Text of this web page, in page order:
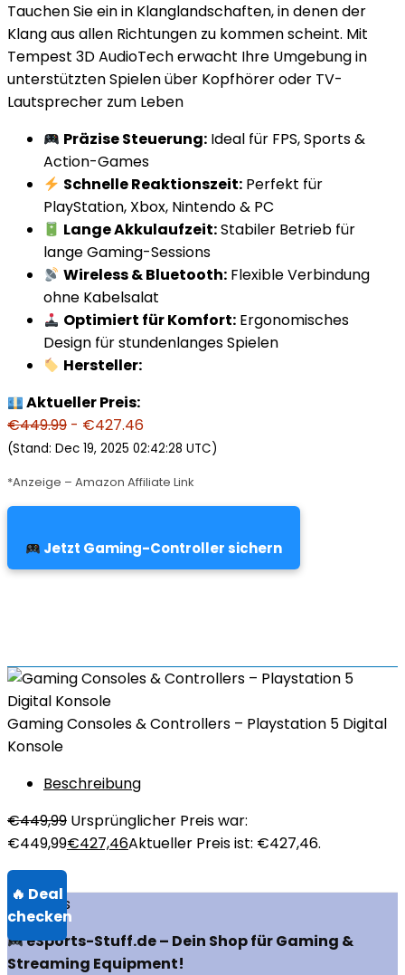
Tauchen Sie ein in Klanglandschaften, in denen der
Klang aus allen Richtungen zu kommen scheint. Mit
Tempest 3D AudioTech erwacht Ihre Umgebung in
unterstützten Spielen über Kopfhörer oder TV-
Lautsprecher zum Leben
Präzise Steuerung: Ideal für FPS, Sports &
Action-Games
Schnelle Reaktionszeit: Perfekt für
PlayStation, Xbox, Nintendo & PC
Lange Akkulaufzeit:Stabiler Betrieb für
lange Gaming-Sessions
Wireless & Bluetooth: Flexible Verbindung
ohne Kabelsalat
Optimiert für Komfort: Ergonomisches
Design für stundenlanges Spielen
Hersteller:
Aktueller Preis:
€449.99 - €427.46
(Stand: Dec 19, 2025 02:42:28 UTC)
*Anzeige – Amazon Affiliate Link
Jetzt Gaming-Controller sichern
Gaming Consoles & Controllers – Playstation 5 Digital
Konsole
Beschreibung
€449,99 Ursprünglicher Preis war:
€449,99€427,46Aktueller Preis ist: €427,46.
Über uns
eSports-Stuff.de – Dein Shop für Gaming &
Streaming Equipment!